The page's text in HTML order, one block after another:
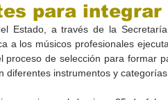
para
Estado, a través de la
a los músicos profesionales
proceso de selección para formar
diferentes instrumentos y categorías.
abre la
de alto impacto
Celebran el
en la Casa
Progreso
abierto